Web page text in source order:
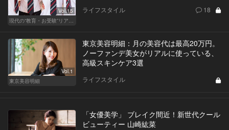
Vol.15
現代の“教育・お受験”リアルドキュメント
ライフスタイル 18
Vol.1
東京美容明細
東京美容明細：月の美容代は最高20万円。
ノーファンデ美女がリアルに使っている、
高級スキンケア3選
ライフスタイル
「女優美学」 ブレイク間近！新世代クール
ビューティー 山崎紘菜